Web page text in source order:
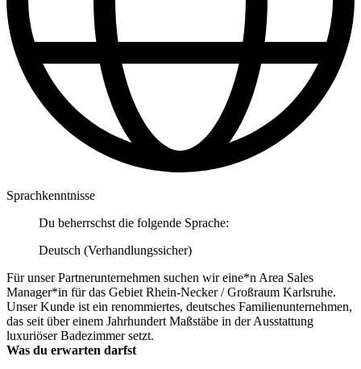
Sprachkenntnisse
Du beherrschst die folgende Sprache:
Deutsch (Verhandlungssicher)
Für unser Partnerunternehmen suchen wir eine*n Area Sales
Manager*in für das Gebiet Rhein-Necker / Großraum Karlsruhe.
Unser Kunde ist ein renommiertes, deutsches Familienunternehmen,
das seit über einem Jahrhundert Maßstäbe in der Ausstattung
luxuriöser Badezimmer setzt.
Was du erwarten darfst